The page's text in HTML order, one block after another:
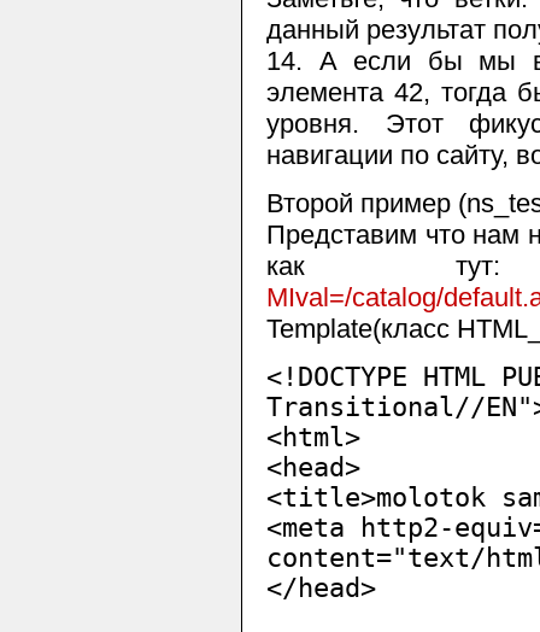
данный результат
14. А если бы мы
элемента 42, тогда
уровня. Этот
навигации по сайту,
Второй пример
Представим что нам
как
MIval=/catalog/
Template(класс
<!DOCTYPE HTML
Transitional//
<html>
<head>
<title>molotok
<meta http2-
content="text/
</head>